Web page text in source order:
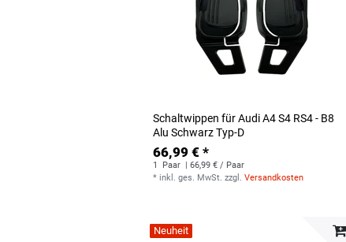
Schaltwippen für Audi A4 S4 RS4 - B8
Alu Schwarz Typ-D
66,99 € *
1 Paar | 66,99 € / Paar
* inkl. ges. MwSt. zzgl.Versandkosten
Neuheit